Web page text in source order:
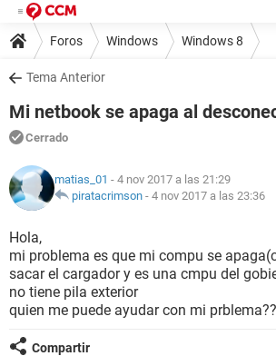
Foros Windows Windows 8
Tema Anterior
Mi netbook se apaga al
Cerrado
matias_01 - 4 nov 2017 a las 21:29
piratacrimson - 4 nov 2017 a las 23:36
Hola,
mi problema es que mi compu se
sacar el cargador y es una cmpu del
no tiene pila exterior
quien me puede ayudar con mi prblema??
Compartir